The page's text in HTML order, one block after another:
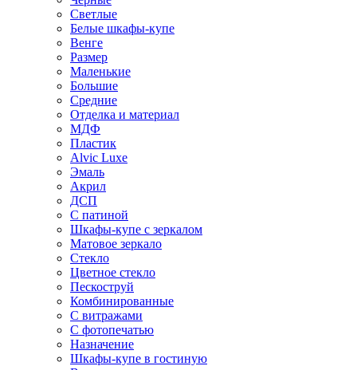
Светлые
Белые шкафы-купе
Венге
Размер
Маленькие
Большие
Средние
Отделка и материал
МДФ
Пластик
Alvic Luxe
Эмаль
Акрил
ДСП
С патиной
Шкафы-купе с зеркалом
Матовое зеркало
Стекло
Цветное стекло
Пескоструй
Комбинированные
С витражами
С фотопечатью
Назначение
Шкафы-купе в гостиную